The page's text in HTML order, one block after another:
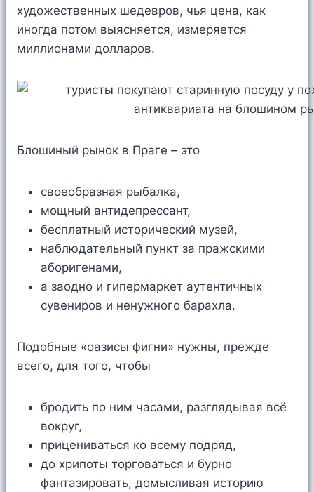
художественных шедевров, чья цена, как
иногда потом выясняется, измеряется
миллионами долларов.
Блошиный рынок в Праге – это
своеобразная рыбалка,
мощный антидепрессант,
бесплатный исторический музей,
наблюдательный пункт за пражскими
аборигенами,
а заодно и гипермаркет аутентичных
сувениров и ненужного барахла.
Подобные «оазисы фигни» нужны, прежде
всего, для того, чтобы
бродить по ним часами, разглядывая всё
вокруг,
прицениваться ко всему подряд,
до хрипоты торговаться и бурно
фантазировать, домысливая историю